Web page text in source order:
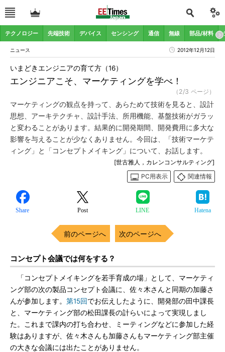
テクノロジー 先端技術 デバイス センシング 通信 無線 部品/材料
ニュース 2012年12月12日
エンジニアこそ、マーケティングを学べ！
いまどきエンジニアの育て方（16）
（2/3 ページ）
マーケティングの観点を持って、あらためて技術を見ると、設計
思想、アーキテクチャ、設計手法、所用機能、基盤技術がガラッ
と変わることがあります。結果的に開発期間、開発費用に多大な
影響を与えることが少なくありません。今回は、「技術マーケテ
ィング」と「コンセプトメイキング」について、お話します。
[世古雅人，カレンコンサルティング]
PC用表示
関連情報
Share Post LINE Hatena
前のページへ 次のページへ
コンセプト会議では何をする？
「コンセプトメイキングを若手育成の場」として、マーケティ
ング部の次の製品コンセプト会議に、佐々木さんと同期の加藤さ
んが参加します。 第15回でお伝えしたように、開発部の田中課長
と、マーケティング部の松田課長の計らいによって実現しまし
た。これまで課内の打ち合わせ、ミーティングなどに参加した経
験はありますが、佐々木さんも加藤さんもマーケティング部主催
の大きな会議には出たことがありません。